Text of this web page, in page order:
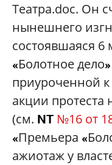
Театра.doc. Он
нынешнего
состоявшаяся 6
«Болотное дело»
приуроченной
акции
(см. NT №16 от
«Премьера «
ажиотаж у